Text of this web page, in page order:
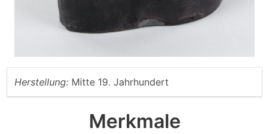
Herstellung: Mitte 19. Jahrhundert
Merkmale